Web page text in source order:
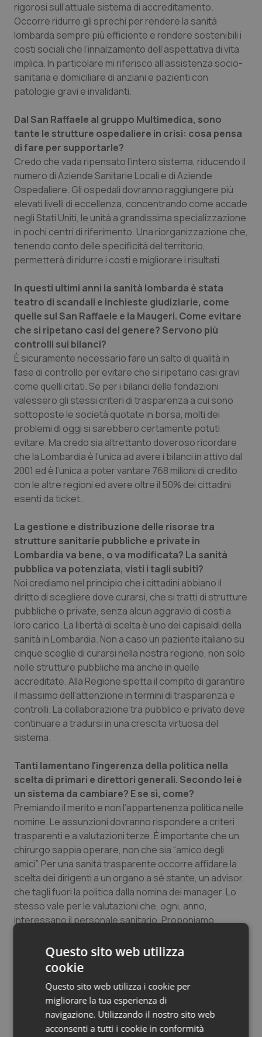
Piemonte
Provincia Autonoma di Bolzano
Provincia Autonoma di Trento
Puglia
Sardegna
Sicilia
Toscana
Umbria
Valle D’Aosta
Veneto
HIV
Infezioni & Febbre
Ipertensione & Scompenso
Malattie rare
Malattia di Crohn & Rettocolite Ulcerosa
Neuroscienze & patologie neurodegenerative
Obesità
Oftalmologia
Oncodermatologia
Oncoematologia
Oncologia & Nutrizione
Psoriasi & pelle
Quotidiano Cardiologia
Quotidiano Chirurgia
Quotidiano Oncologia
Quotidiano Pediatria
Rene & patologie urogenitali
Salute orale & impianti
Sangue & coagulazione
Tiroide
Tumore al seno
Tumore ovarico
Tumori del Polmone & Testa Collo
Tumori gastrointestinali
Ulcera & Reflusso
Vaccini
rigorosi sull’attuale sistema di accreditamento.
Occorre ridurre gli sprechi per rendere la sanità
lombarda sempre più efficiente e rendere sostenibili i
costi sociali che l’innalzamento dell’aspettativa di vita
implica. In particolare mi riferisco all’assistenza socio-
sanitaria e domiciliare di anziani e pazienti con
patologie gravi e invalidanti.
Dal San Raffaele al gruppo Multimedica, sono
tante le strutture ospedaliere in crisi: cosa pensa
di fare per supportarle?
Credo che vada ripensato l’intero sistema, riducendo il
numero di Aziende Sanitarie Locali e di Aziende
Ospedaliere. Gli ospedali dovranno raggiungere più
elevati livelli di eccellenza, concentrando come accade
negli Stati Uniti, le unità a grandissima specializzazione
in pochi centri di riferimento. Una riorganizzazione che,
tenendo conto delle specificità del territorio,
permetterà di ridurre i costi e migliorare i risultati.
In questi ultimi anni la sanità lombarda è stata
teatro di scandali e inchieste giudiziarie, come
quelle sul San Raffaele e la Maugeri. Come evitare
che si ripetano casi del genere? Servono più
controlli sui bilanci?
È sicuramente necessario fare un salto di qualità in
fase di controllo per evitare che si ripetano casi gravi
come quelli citati. Se per i bilanci delle fondazioni
valessero gli stessi criteri di trasparenza a cui sono
sottoposte le società quotate in borsa, molti dei
problemi di oggi si sarebbero certamente potuti
evitare. Ma credo sia altrettanto doveroso ricordare
che la Lombardia è l’unica ad avere i bilanci in attivo dal
2001 ed è l’unica a poter vantare 768 milioni di credito
con le altre regioni ed avere oltre il 50% dei cittadini
esenti da ticket.
La gestione e distribuzione delle risorse tra
strutture sanitarie pubbliche e private in
Lombardia va bene, o va modificata? La sanità
pubblica va potenziata, visti i tagli subiti?
Noi crediamo nel principio che i cittadini abbiano il
diritto di scegliere dove curarsi, che si tratti di strutture
pubbliche o private, senza alcun aggravio di costi a
loro carico. La libertà di scelta è uno dei capisaldi della
sanità in Lombardia. Non a caso un paziente italiano su
cinque sceglie di curarsi nella nostra regione, non solo
nelle strutture pubbliche ma anche in quelle
accreditate. Alla Regione spetta il compito di garantire
il massimo dell’attenzione in termini di trasparenza e
controlli. La collaborazione tra pubblico e privato deve
continuare a tradursi in una crescita virtuosa del
sistema.
Tanti lamentano l'ingerenza della politica nella
scelta di primari e direttori generali. Secondo lei è
un sistema da cambiare? E se sì, come?
Premiando il merito e non l’appartenenza politica nelle
nomine. Le assunzioni dovranno rispondere a criteri
trasparenti e a valutazioni terze. È importante che un
chirurgo sappia operare, non che sia “amico degli
amici”. Per una sanità trasparente occorre affidare la
scelta dei dirigenti a un organo a sé stante, un advisor,
che tagli fuori la politica dalla nomina dei manager. Lo
stesso vale per le valutazioni che, ogni, anno,
interessano il personale sanitario. Proponiamo
insufficienze, porterebbero a riduzioni di stipendio,
fino alla rimozione dall’incarico per i casi più gravi.
L’obiettivo, a fronte delle migliaia di persone che
lavorano con grande scrupolo, è quello di colpire i
fannulloni. Ho inoltre proposto l’istituzione dell’albo dei
lobbisti: la via sicura e trasparente per abbandonare
opacità e situazioni di confusione che hanno generato
Questo sito web utilizza
cookie
Questo sito web utilizza i cookie per
migliorare la tua esperienza di
navigazione. Utilizzando il nostro sito web
acconsenti a tutti i cookie in conformità